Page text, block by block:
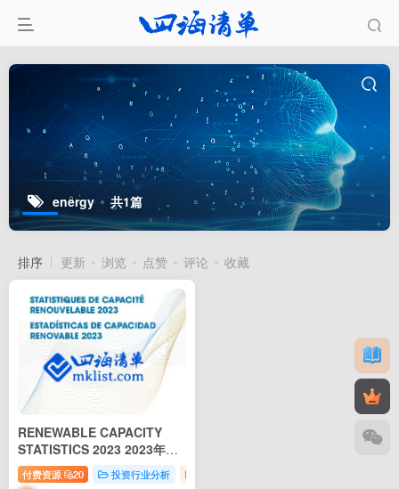
energy 共1篇
排序 更新 浏览 点赞 评论 收藏
RENEWABLE CAPACITY
STATISTICS 2023 2023年可
再生能源产能报告（英文）
付费资源 20 投资行业分析